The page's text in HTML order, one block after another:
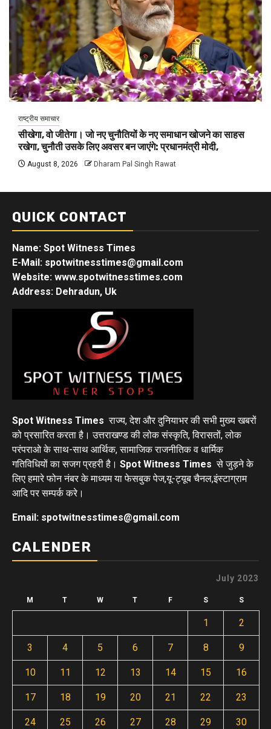
राष्ट्रीय समाचार
सीखेगा, वो जीतेगा। जो नए चुनौतियों के नए समाधान खोजने का साहस
रखेगा, चुनौती उसके लिए अवसर बन जाएंगे: प्रधानमंत्री मोदी,
August 8, 2026 Dharam Pal Singh Rawat
QUICK CONTACT
Name: Spot Witness Times
E-Mail: spotwitnesstimes@gmail.com
Website: www.spotwitnesstimes.com
Address: Dehradun, Uk
Spot Witness Times राज्य, देश और दुनियाभर की सभी मुख्य खबरों
को प्रसारित करता है। उत्तराखण्ड की लोक संस्कृति, विरासतों, लोक
परंपराओ के साथ-साथ आर्थिक, सामाजिक राजनीतिक व धार्मिक
गतिविधियों का सजग प्रहरी है। Spot Witness Times से जुड़ने के
लिए हमारे फोन नंबर के माध्यम या फेसबुक पेज,यू-ट्यूब चैनल,इंस्टाग्राम
आदि पर सम्पर्क करे।
Email: spotwitnesstimes@gmail.com
CALENDER
July 2023
M T W T F S S
1 2
3 4 5 6 7 8 9
10 11 12 13 14 15 16
17 18 19 20 21 22 23
24 25 26 27 28 29 30